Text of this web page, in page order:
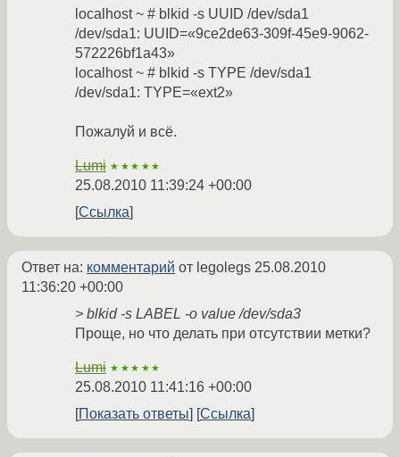
localhost ~ # blkid -s UUID /dev/sda1
/dev/sda1: UUID=«9ce2de63-309f-45e9-9062-
572226bf1a43»
localhost ~ # blkid -s TYPE /dev/sda1
/dev/sda1: TYPE=«ext2»
Пожалуй и всё.
Lumi ★★★★★
25.08.2010 11:39:24 +00:00
Ссылка
Ответ на: комментарий от legolegs 25.08.2010
11:36:20 +00:00
> blkid -s LABEL -o value /dev/sda3
Проще, но что делать при отсутствии метки?
Lumi ★★★★★
25.08.2010 11:41:16 +00:00
Показать ответы
Ссылка